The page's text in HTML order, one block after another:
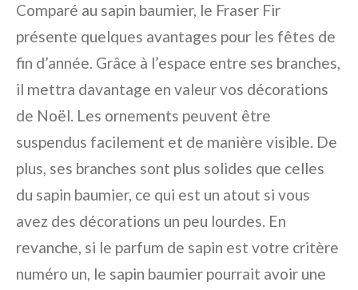
Comparé au sapin baumier, le Fraser Fir
présente quelques avantages pour les fêtes de
fin d’année. Grâce à l’espace entre ses branches,
il mettra davantage en valeur vos décorations
de Noël. Les ornements peuvent être
suspendus facilement et de manière visible. De
plus, ses branches sont plus solides que celles
du sapin baumier, ce qui est un atout si vous
avez des décorations un peu lourdes. En
revanche, si le parfum de sapin est votre critère
numéro un, le sapin baumier pourrait avoir une